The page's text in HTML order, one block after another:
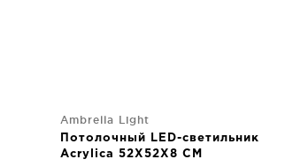
Ambrella Light
Потолочный LED-светильник
Acrylica 52X52X8 CM